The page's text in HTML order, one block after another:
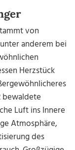
von
anderem bei
Herzstück
bewaldete
Luft ins Innere
Atmosphäre,
des